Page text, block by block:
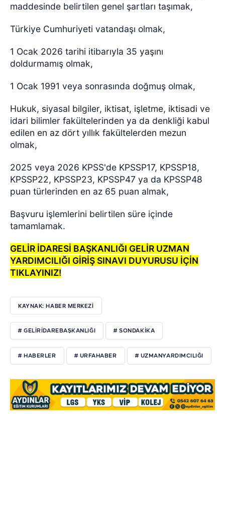
maddesinde belirtilen genel şartları taşımak,
Türkiye Cumhuriyeti vatandaşı olmak,
1 Ocak 2026 tarihi itibarıyla 35 yaşını
doldurmamış olmak,
1 Ocak 1991 veya sonrasında doğmuş olmak,
Hukuk, siyasal bilgiler, iktisat, işletme, iktisadi ve
idari bilimler fakültelerinden ya da denkliği kabul
edilen en az dört yıllık fakültelerden mezun
olmak,
2025 veya 2026 KPSS'de KPSSP17, KPSSP18,
KPSSP22, KPSSP23, KPSSP47 ya da KPSSP48
puan türlerinden en az 65 puan almak,
Başvuru işlemlerini belirtilen süre içinde
tamamlamak.
GELİR İDARESİ BAŞKANLIĞI GELİR UZMAN
YARDIMCILIĞI GİRİŞ SINAVI DUYURUSU İÇİN
TIKLAYINIZ!
KAYNAK: HABER MERKEZI
# GELİRİDAREBAŞKANLIĞI # SONDAKİKA
# HABERLER # URFAHABER # UZMANYARDIMCILIĞI